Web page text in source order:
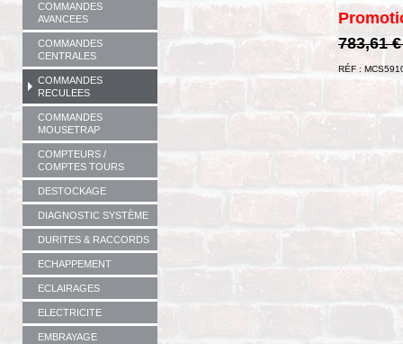
COMMANDES
AVANCEES
COMMANDES
CENTRALES
COMMANDES
RECULEES
COMMANDES
MOUSETRAP
COMPTEURS /
COMPTES TOURS
DESTOCKAGE
DIAGNOSTIC SYSTÈME
DURITES & RACCORDS
ECHAPPEMENT
ECLAIRAGES
ELECTRICITE
EMBRAYAGE
783,61
RÉF :